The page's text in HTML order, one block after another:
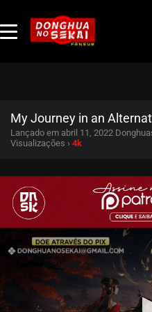
My Journey in an
Lançado em abril 11, 2022
Visualizações › 4k